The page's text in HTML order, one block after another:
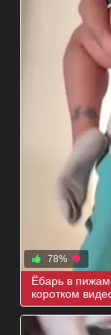
78%
Ёбарь в
коротком